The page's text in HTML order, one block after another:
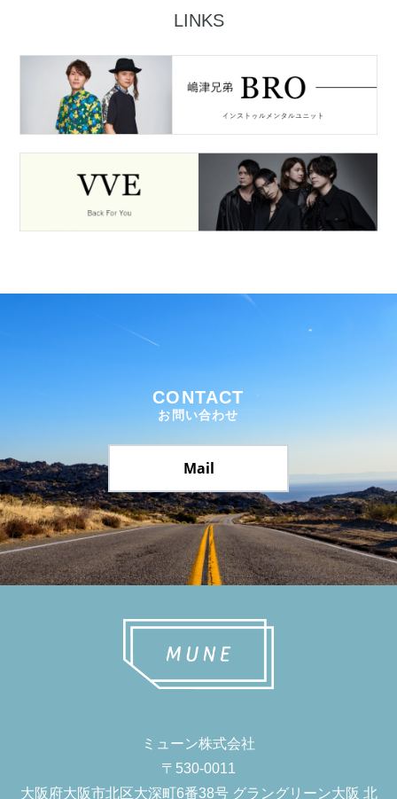
LINKS
CONTACT
お問い合わせ
Mail
ミューン株式会社
〒530-0011
大阪府大阪市北区大深町6番38号 グラングリーン大阪 北